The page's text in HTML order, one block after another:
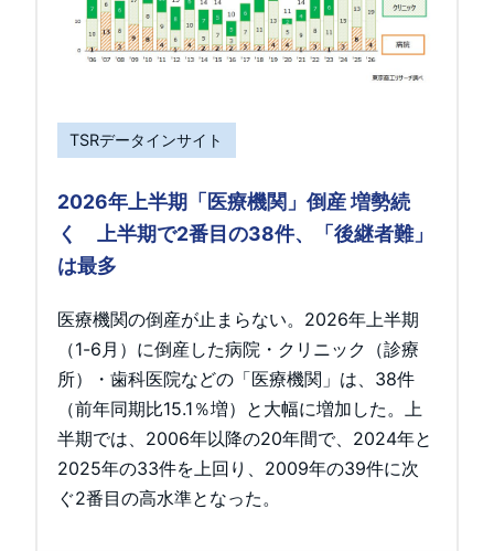
TSRデータインサイト
2026年上半期「医療機関」倒産 増勢続
く 上半期で2番目の38件、「後継者難」
は最多
医療機関の倒産が止まらない。2026年上半期
（1-6月）に倒産した病院・クリニック（診療
所）・歯科医院などの「医療機関」は、38件
（前年同期比15.1％増）と大幅に増加した。上
半期では、2006年以降の20年間で、2024年と
2025年の33件を上回り、2009年の39件に次
ぐ2番目の高水準となった。